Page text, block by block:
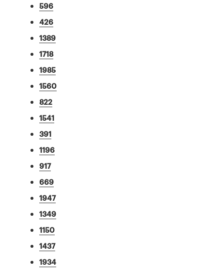
596
426
1389
1718
1985
1560
822
1541
391
1196
917
669
1947
1349
1150
1437
1934